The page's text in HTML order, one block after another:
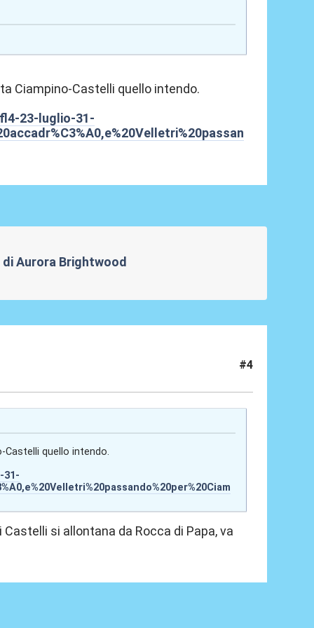
Ciampino-Castelli quello intendo.
23-luglio-31-
Aurora Brightwood
#4
quello intendo.
31-
si allontana da Rocca di Papa, va